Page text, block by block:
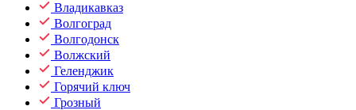
Владикавказ
Волгоград
Волгодонск
Волжский
Геленджик
Горячий ключ
Грозный